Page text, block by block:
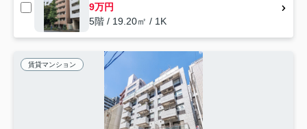
9万円
5階 / 19.20㎡ / 1K
賃貸マンション